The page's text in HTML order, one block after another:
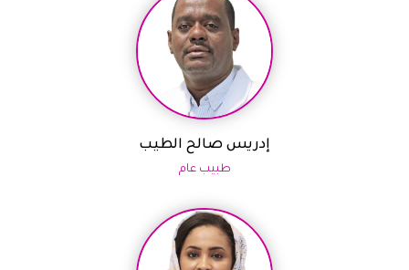
إدريس صالح الطيب
طبيب عام